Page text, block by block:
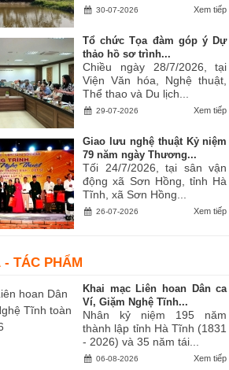
Xem tiếp
30-07-2026
Tổ chức Tọa đàm góp ý Dự
thảo hồ sơ trình...
Chiều ngày 28/7/2026, tại
Viện Văn hóa, Nghệ thuật,
Thể thao và Du lịch...
Xem tiếp
29-07-2026
Giao lưu nghệ thuật Kỷ niệm
79 năm ngày Thương...
Tối 24/7/2026, tại sân vận
động xã Sơn Hồng, tỉnh Hà
Tĩnh, xã Sơn Hồng...
Xem tiếp
26-07-2026
- TÁC PHẨM
Khai mạc Liên hoan Dân ca
Ví, Giặm Nghệ Tĩnh...
Nhân kỷ niệm 195 năm
thành lập tỉnh Hà Tĩnh (1831
- 2026) và 35 năm tái...
Xem tiếp
06-08-2026